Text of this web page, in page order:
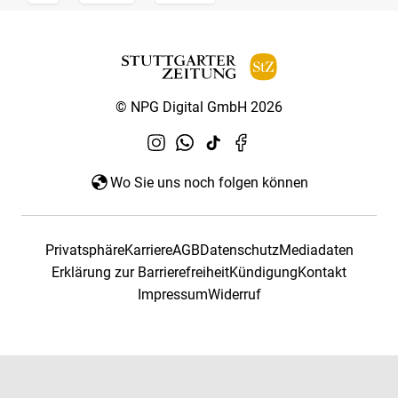
© NPG Digital GmbH 2026
Wo Sie uns noch folgen können
PrivatsphäreKarriereAGBDatenschutzMediadaten
Erklärung zur BarrierefreiheitKündigungKontakt
ImpressumWiderruf